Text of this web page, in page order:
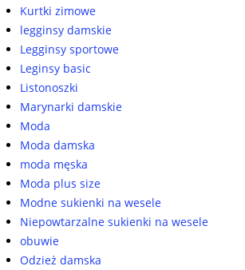
Kurtki zimowe
legginsy damskie
Legginsy sportowe
Leginsy basic
Listonoszki
Marynarki damskie
Moda
Moda damska
moda męska
Moda plus size
Modne sukienki na wesele
Niepowtarzalne sukienki na wesele
obuwie
Odzież damska